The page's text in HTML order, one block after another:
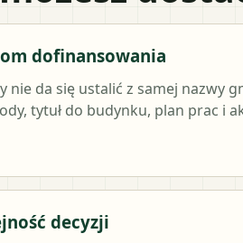
dofinansowania
nie da się ustalić z samej nazwy
tytuł do budynku, plan prac i
decyzji